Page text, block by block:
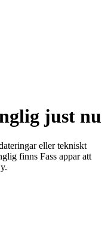
just nu
eller tekniskt
finns Fass appar att